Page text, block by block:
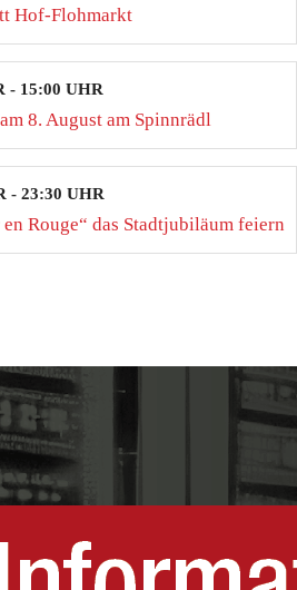
Hof-Flohmarkt
- 15:00 UHR
8. August am Spinnrädl
- 23:30 UHR
Rouge“ das Stadtjubiläum feiern